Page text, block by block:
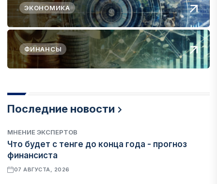
ЭКОНОМИКА
ФИНАНСЫ
Последние новости
МНЕНИЕ ЭКСПЕРТОВ
Что будет с тенге до конца года - прогноз
финансиста
07 АВГУСТА, 2026